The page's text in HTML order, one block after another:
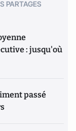
PARTAGES
: jusqu'où
passé